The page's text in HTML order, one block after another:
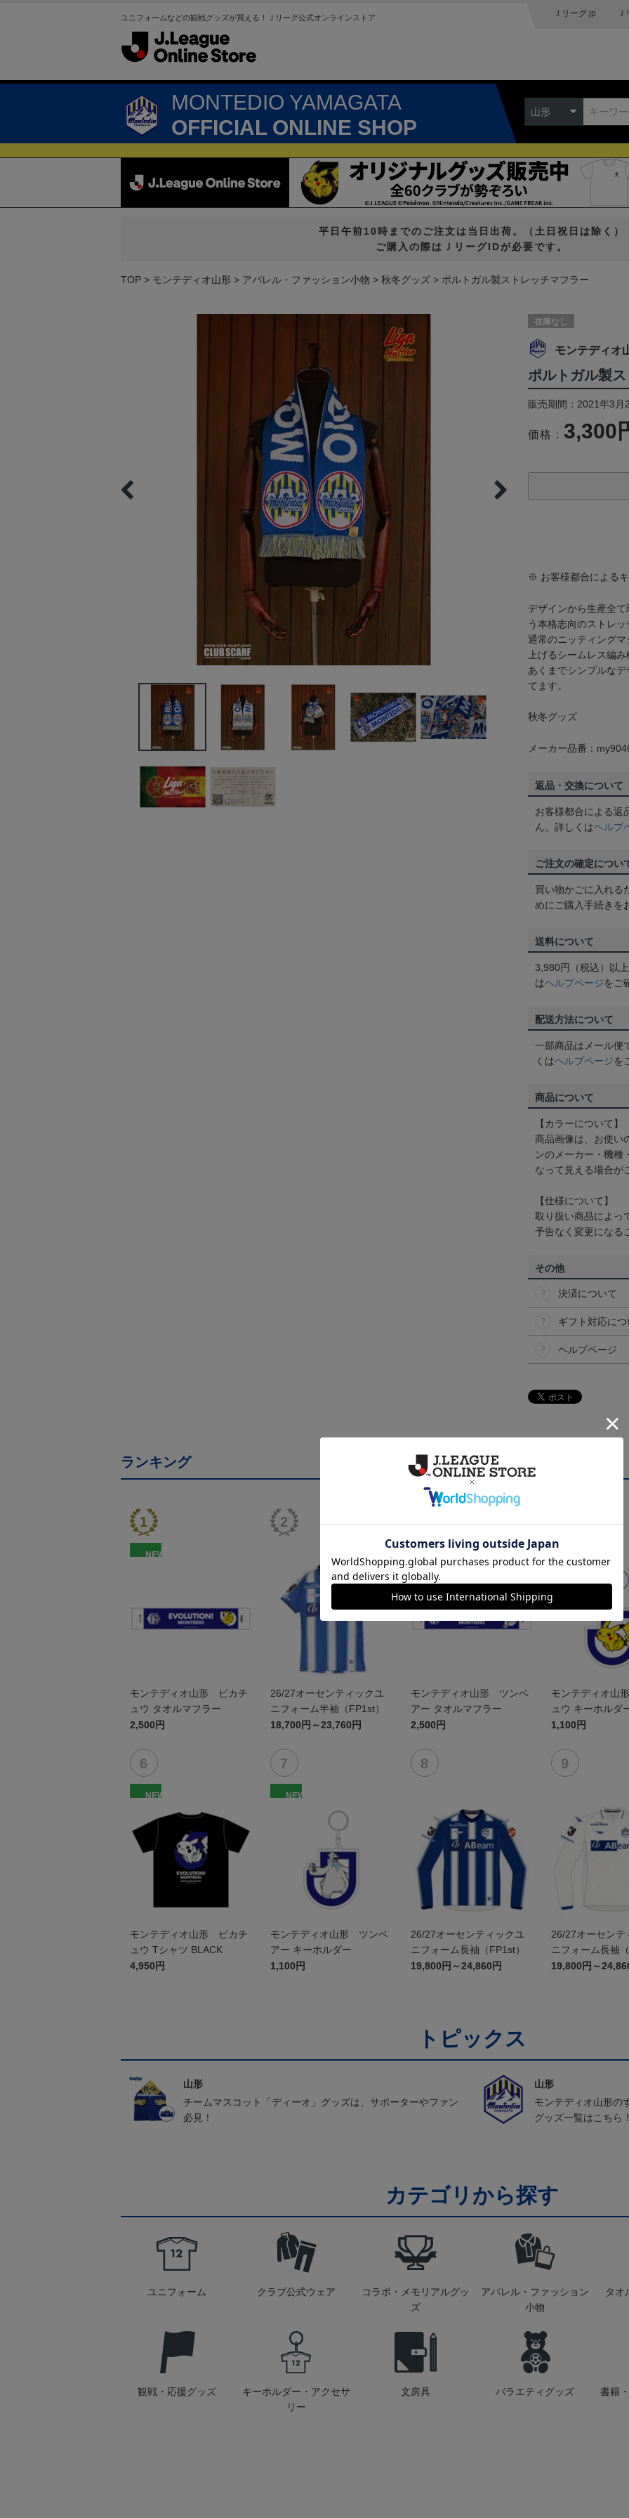
ユニフォームなどの観戦グッズが買える！Ｊリーグ公式オンラインストア Ｊリーグ.jp
MONTEDIO YAMAGATA
OFFICIAL ONLINE SHOP
山形
平日午前10時までのご注文は当日出荷。（土日祝日は除く）
ご購入の際はＪリーグIDが必要です。
TOP モンテディオ山形 アパレル・ファッション小物 秋冬グッズ ポルトガル製ストレッチマフラー
在庫なし
モンテディオ
ポルトガル製
販売期間：2021年3
価格： 3,300
※ お客様都合による
デザインから生産全
う本格志向のストレ
通常のニッティング
上げるシームレス編
あくまでシンプルな
てます。
秋冬グッズ
メーカー品番：
返品・交換について
お客様都合による返
ん。詳しくはヘルプ
ご注文の確定につい
買い物かごに入れる
めにご購入手続きを
送料について
3,980円（税込）以
はヘルプページをご
配送方法について
一部商品はメール便
くはヘルプページを
商品について
【カラーについて】
商品画像は、お使い
ンのメーカー・機種
なって見える場合が
【仕様について】
取り扱い商品によっ
予告なく変更になる
その他
決済について
ギフト対応に
ヘルプページ
ランキング
NEW
モンテディオ山形 ピカチ
ュウ タオルマフラー
2,500円
26/27オーセンティックユ
ニフォーム半袖（FP1st）
18,700円～23,760円
モンテディオ山形 ツンベ
アー タオルマフラー
2,500円
モンテディオ山
ュウ キーホルダ
1,100円
NEW
モンテディオ山形 ピカチ
ュウ Tシャツ BLACK
4,950円
NEW
モンテディオ山形 ツンベ
アー キーホルダー
1,100円
26/27オーセンティックユ
ニフォーム長袖（FP1st）
19,800円～24,860円
26/27オーセンテ
ニフォーム長袖
19,800円～
トピックス
山形
チームマスコット「ディーオ」グッズは、サポーターやファン
必見！
山形
モンテディオ山形の
グッズ一覧はこちら
カテゴリから探す
ユニフォーム クラブ公式ウェア
コラボ・メモリアルグッ
ズ
アパレル・ファッション
小物
タオ
観戦・応援グッズ
キーホルダー・アクセサ
リー
文房具 バラエティグッズ 書籍